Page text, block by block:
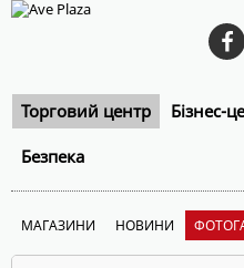
Торговий центр Бізнес-
Безпека
МАГАЗИНИ НОВИНИ